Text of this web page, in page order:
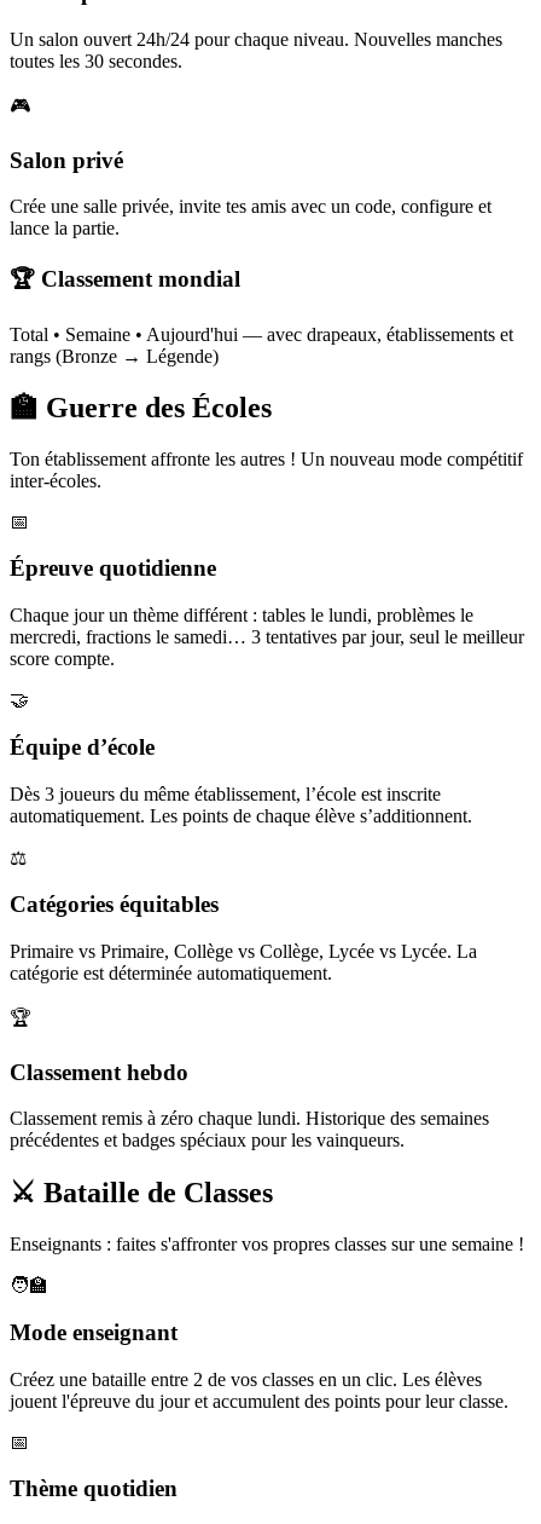
Un salon ouvert 24h/24 pour chaque niveau. Nouvelles manches
toutes les 30 secondes.
🎮
Salon privé
Crée une salle privée, invite tes amis avec un code, configure et
lance la partie.
🏆 Classement mondial
Total • Semaine • Aujourd'hui — avec drapeaux, établissements et
rangs (Bronze → Légende)
🏫 Guerre des Écoles
Ton établissement affronte les autres ! Un nouveau mode compétitif
inter-écoles.
📅
Épreuve quotidienne
Chaque jour un thème différent : tables le lundi, problèmes le
mercredi, fractions le samedi… 3 tentatives par jour, seul le meilleur
score compte.
🤝
Équipe d’école
Dès 3 joueurs du même établissement, l’école est inscrite
automatiquement. Les points de chaque élève s’additionnent.
⚖️
Catégories équitables
Primaire vs Primaire, Collège vs Collège, Lycée vs Lycée. La
catégorie est déterminée automatiquement.
🏆
Classement hebdo
Classement remis à zéro chaque lundi. Historique des semaines
précédentes et badges spéciaux pour les vainqueurs.
⚔️ Bataille de Classes
Enseignants : faites s'affronter vos propres classes sur une semaine !
🧑‍🏫
Mode enseignant
Créez une bataille entre 2 de vos classes en un clic. Les élèves
jouent l'épreuve du jour et accumulent des points pour leur classe.
📅
Thème quotidien